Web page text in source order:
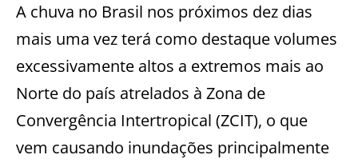
A chuva no Brasil nos próximos dez dias
mais uma vez terá como destaque volumes
excessivamente altos a extremos mais ao
Norte do país atrelados à Zona de
Convergência Intertropical (ZCIT), o que
vem causando inundações principalmente